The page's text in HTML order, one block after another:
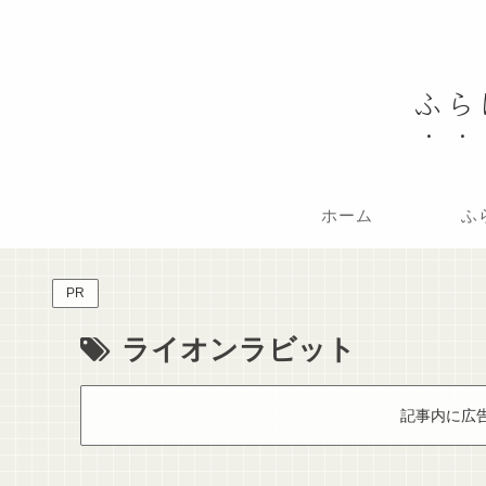
ふ
ホーム ふ
PR
ライオンラビット
記事内に広